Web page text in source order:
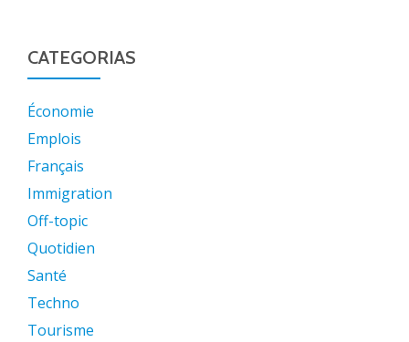
CATEGORIAS
Économie
Emplois
Français
Immigration
Off-topic
Quotidien
Santé
Techno
Tourisme